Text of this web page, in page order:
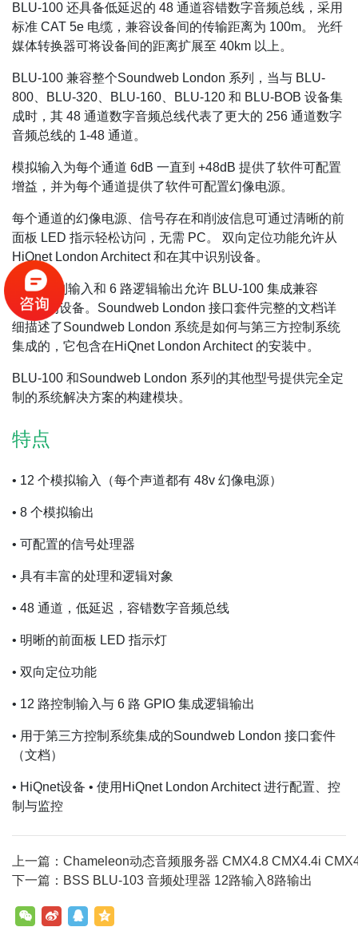
BLU-100 还具备低延迟的 48 通道容错数字音频总线，采用
标准 CAT 5e 电缆，兼容设备间的传输距离为 100m。 光纤
媒体转换器可将设备间的距离扩展至 40km 以上。
BLU-100 兼容整个Soundweb London 系列，当与 BLU-
800、BLU-320、BLU-160、BLU-120 和 BLU-BOB 设备集
成时，其 48 通道数字音频总线代表了更大的 256 通道数字
音频总线的 1-48 通道。
模拟输入为每个通道 6dB 一直到 +48dB 提供了软件可配置
增益，并为每个通道提供了软件可配置幻像电源。
每个通道的幻像电源、信号存在和削波信息可通过清晰的前
面板 LED 指示轻松访问，无需 PC。 双向定位功能允许从
HiQnet London Architect 和在其中识别设备。
12 路控制输入和 6 路逻辑输出允许 BLU-100 集成兼容
GPIO 的设备。Soundweb London 接口套件完整的文档详
细描述了Soundweb London 系统是如何与第三方控制系统
集成的，它包含在HiQnet London Architect 的安装中。
BLU-100 和Soundweb London 系列的其他型号提供完全定
制的系统解决方案的构建模块。
特点
• 12 个模拟输入（每个声道都有 48v 幻像电源）
• 8 个模拟输出
• 可配置的信号处理器
• 具有丰富的处理和逻辑对象
• 48 通道，低延迟，容错数字音频总线
• 明晰的前面板 LED 指示灯
• 双向定位功能
• 12 路控制输入与 6 路 GPIO 集成逻辑输出
• 用于第三方控制系统集成的Soundweb London 接口套件
（文档）
• HiQnet设备 • 使用HiQnet London Architect 进行配置、控
制与监控
上一篇：Chameleon动态音频服务器 CMX4.8 CMX4.4i
下一篇：BSS BLU-103 音频处理器 12路输入8路输出